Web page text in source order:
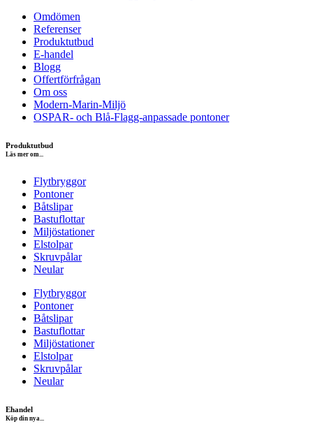
Omdömen
Referenser
Produktutbud
E-handel
Blogg
Offertförfrågan
Om oss
Modern-Marin-Miljö
OSPAR- och Blå-Flagg-anpassade pontoner
Produktutbud
Läs mer om...
Flytbryggor
Pontoner
Båtslipar
Bastuflottar
Miljöstationer
Elstolpar
Skruvpålar
Neular
Flytbryggor
Pontoner
Båtslipar
Bastuflottar
Miljöstationer
Elstolpar
Skruvpålar
Neular
Ehandel
Köp din nya...